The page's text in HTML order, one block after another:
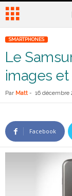
SMARTPHONES
Le
images
Par Matt - 16 décembre
Facebook